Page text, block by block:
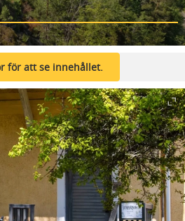
för att se innehållet.